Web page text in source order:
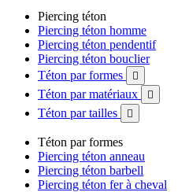
Piercing téton
Piercing téton homme
Piercing téton pendentif
Piercing téton bouclier
Téton par formes

Téton par matériaux 
Téton par tailles 
Téton par formes
Piercing téton anneau
Piercing téton barbell
Piercing téton fer à cheval